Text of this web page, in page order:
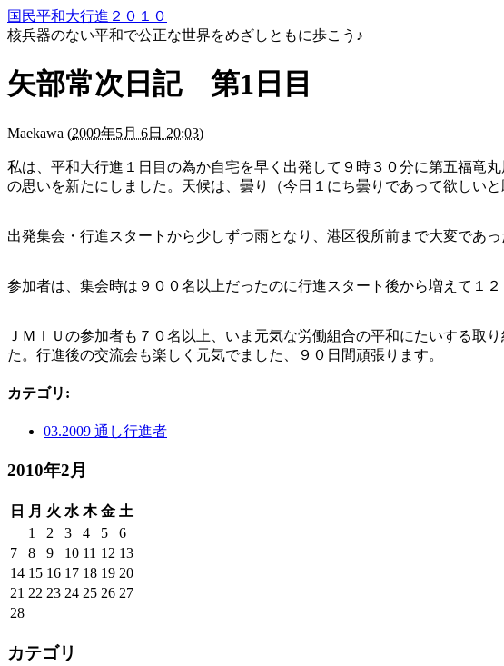
国民平和大行進２０１０
核兵器のない平和で公正な世界をめざしともに歩こう♪
矢部常次日記 第1日目
Maekawa (2009年5月 6日 20:03)
私は、平和大行進１日目の為か自宅を早く出発して９時３０分に第五福竜
の思いを新たにしました。天候は、曇り（今日１にち曇りであって欲しいと
出発集会・行進スタートから少しずつ雨となり、港区役所前まで大変であっ
参加者は、集会時は９００名以上だったのに行進スタート後から増えて１
ＪＭＩＵの参加者も７０名以上、いま元気な労働組合の平和にたいする
た。行進後の交流会も楽しく元気でました、９０日間頑張ります。
カテゴリ :
03.2009 通し行進者
2010年2月
日 月 火 水 木 金 土
1
2 3 4 5
6
7
8 9 10 11 12 13
14 15 16 17 18 19 20
21 22 23 24 25 26 27
28
カテゴリ